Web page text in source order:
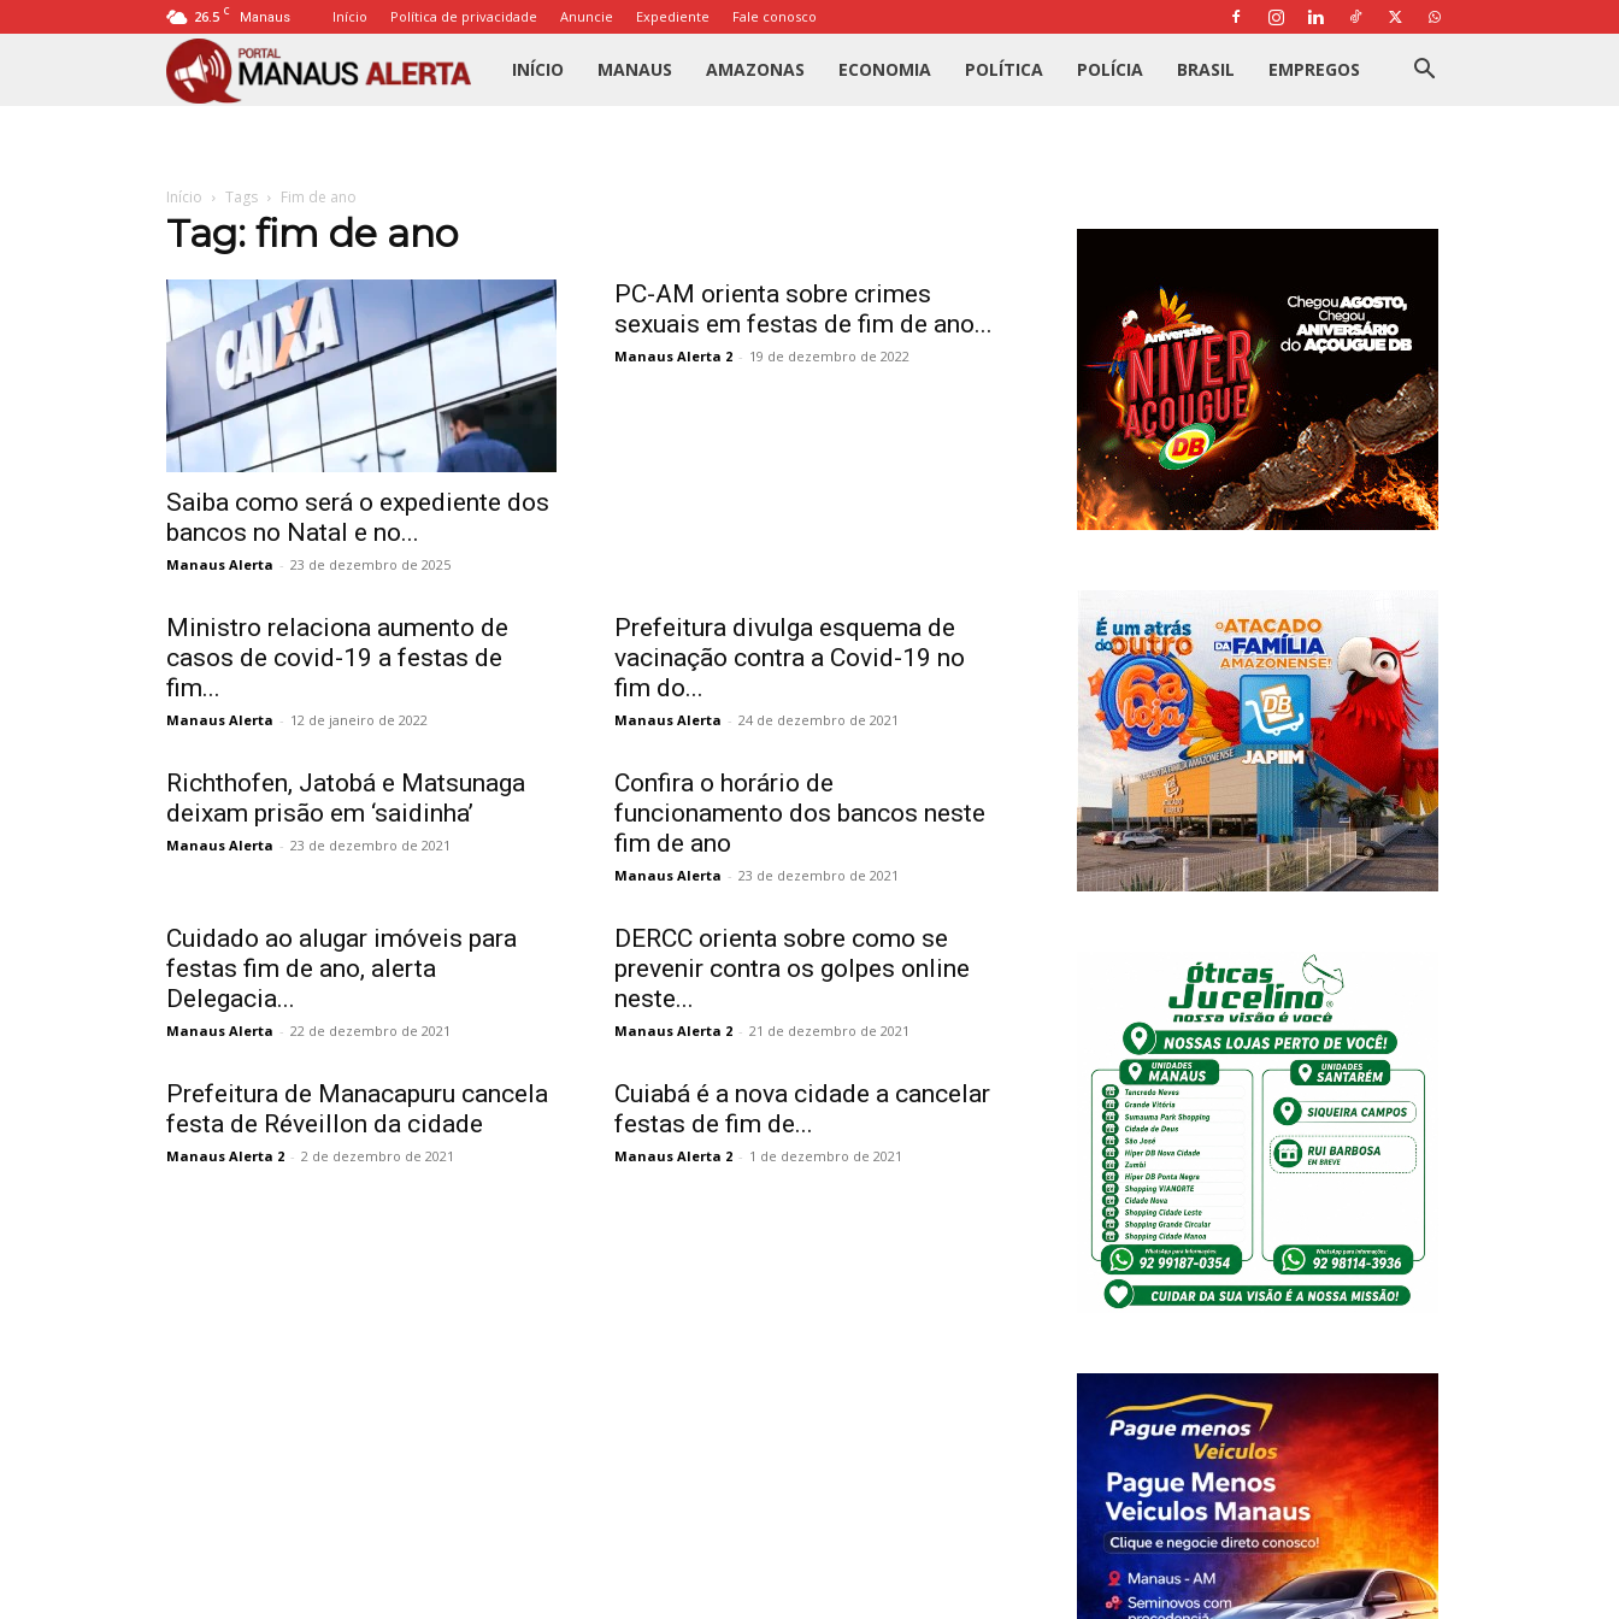
26.5 C Manaus Início Política de privacidade Anuncie Expediente Fale conosco
Portal
INÍCIO MANAUS AMAZONAS ECONOMIA POLÍTICA POLÍCIA BRASIL EMPREGOS
Início Tags Fim de ano
Tag: fim de ano
Saiba como será o expediente dos
bancos no Natal e no...
Manaus Alerta - 23 de dezembro de 2025
PC-AM orienta sobre crimes
sexuais em festas de fim de ano...
Manaus Alerta 2 - 19 de dezembro de 2022
Ministro relaciona aumento de
casos de covid-19 a festas de
fim...
Manaus Alerta - 12 de janeiro de 2022
Prefeitura divulga esquema de
vacinação contra a Covid-19 no
fim do...
Manaus Alerta - 24 de dezembro de 2021
Richthofen, Jatobá e Matsunaga
deixam prisão em ‘saidinha’
Manaus Alerta - 23 de dezembro de 2021
Confira o horário de
funcionamento dos bancos neste
fim de ano
Manaus Alerta - 23 de dezembro de 2021
Cuidado ao alugar imóveis para
festas fim de ano, alerta
Delegacia...
Manaus Alerta - 22 de dezembro de 2021
DERCC orienta sobre como se
prevenir contra os golpes online
neste...
Manaus Alerta 2 - 21 de dezembro de 2021
Prefeitura de Manacapuru cancela
festa de Réveillon da cidade
Manaus Alerta 2 - 2 de dezembro de 2021
Cuiabá é a nova cidade a cancelar
festas de fim de...
Manaus Alerta 2 - 1 de dezembro de 2021